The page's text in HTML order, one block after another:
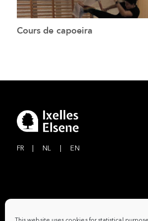
See the event
Cours de capoeira
FR NL EN